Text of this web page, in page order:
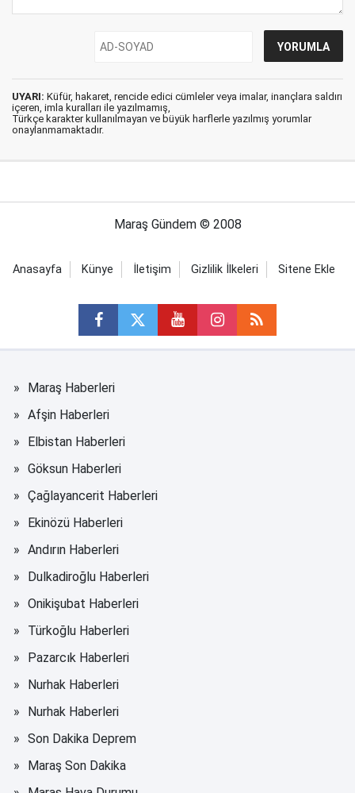
UYARI: Küfür, hakaret, rencide edici cümleler veya imalar, inançlara saldırı
içeren, imla kuralları ile yazılmamış,
Türkçe karakter kullanılmayan ve büyük harflerle yazılmış yorumlar
onaylanmamaktadır.
Maraş Gündem © 2008
Anasayfa Künye İletişim Gizlilik İlkeleri Sitene Ekle
Maraş Haberleri
Afşin Haberleri
Elbistan Haberleri
Göksun Haberleri
Çağlayancerit Haberleri
Ekinözü Haberleri
Andırın Haberleri
Dulkadiroğlu Haberleri
Onikişubat Haberleri
Türkoğlu Haberleri
Pazarcık Haberleri
Nurhak Haberleri
Nurhak Haberleri
Son Dakika Deprem
Maraş Son Dakika